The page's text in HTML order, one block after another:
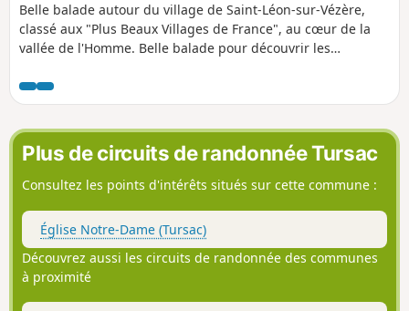
Belle balade autour du village de Saint-Léon-sur-Vézère,
classé aux "Plus Beaux Villages de France", au cœur de la
vallée de l'Homme. Belle balade pour découvrir les
Plus de circuits de randonnée Tursac
Consultez les points d'intérêts situés sur cette commune :
Église Notre-Dame (Tursac)
Découvrez aussi les circuits de randonnée des communes
à proximité